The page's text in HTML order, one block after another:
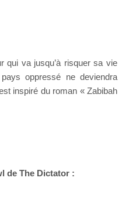
qui va jusqu’à risquer sa vie
oppressé ne deviendra
inspiré du roman « Zabibah
de The Dictator :